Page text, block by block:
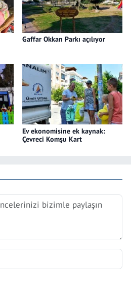
Gaffar Okkan Parkı açılıyor
Ev ekonomisine ek kaynak:
Çevreci Komşu Kart